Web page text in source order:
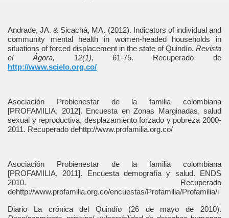
Andrade, JA. & Sicachá, MA. (2012). Indicators of individual and
community mental health in women-headed households in
situations of forced displacement in the state of Quindío. Revista
el Ágora, 12(1), 61-75. Recuperado de
http://www.scielo.org.co/
Asociación Probienestar de la familia colombiana
[PROFAMILIA, 2012]. Encuesta en Zonas Marginadas, salud
sexual y reproductiva, desplazamiento forzado y pobreza 2000-
2011. Recuperado dehttp://www.profamilia.org.co/
Asociación Probienestar de la familia colombiana
[PROFAMILIA, 2011]. Encuesta demografía y salud. ENDS
2010. Recuperado
dehttp://www.profamilia.org.co/encuestas/Profamilia/Profamilia/i
Diario La crónica del Quindío (26 de mayo de 2010).